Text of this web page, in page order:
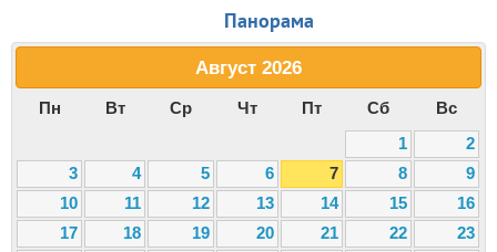
Панорама
Август 2026
Пн Вт Ср Чт Пт Сб
Вс
1
2
3
4 5 6 7 8
9
10
11 12 13 14 15
16
17
18 19 20 21 22
23